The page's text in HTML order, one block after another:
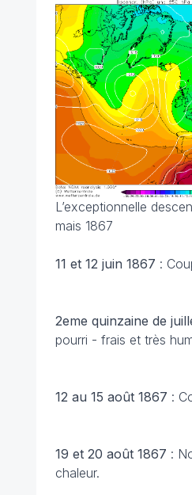
L’exceptionnelle
mais 1867
11 et 12 juin 1867 :
2eme quinzaine de
pourri - frais et très
12 au 15 août 1867 :
19 et 20 août 1867 :
chaleur.